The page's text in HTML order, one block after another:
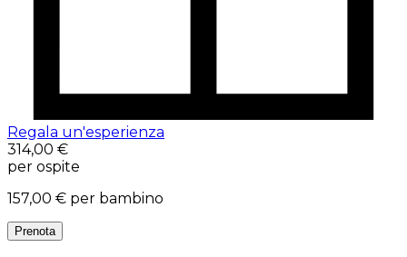
Regala un'esperienza
314,00 €
per ospite
157,00 € per bambino
Prenota